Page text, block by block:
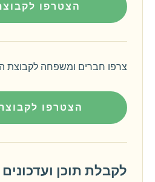
הצטרפו
צרפו חברים ומשפחה לקבוצת
הצטרפו
לקבלת תוכן